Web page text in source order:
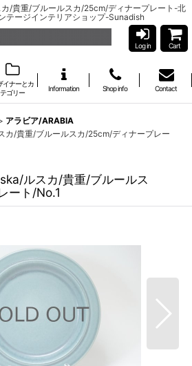
/貴重/ブルールスカ/25cm/ディナープレート-北
テージインテリアショップ-Sunadish
Log in Cart
イナーとカ
テゴリー
Information Shop info Contact
アラビア/ARABIA
カ/貴重/ブルールスカ/25cm/ディナープレー
ルスカ/貴重/ブルールス
ート/No.1